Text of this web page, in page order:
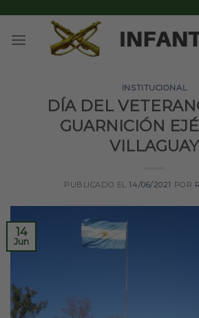
content
INSTITUCIONAL
DÍA DEL
GUARNICIÓN
VILLAGUAY
PUBLICADO EL14/06/2021 POR
14
Jun